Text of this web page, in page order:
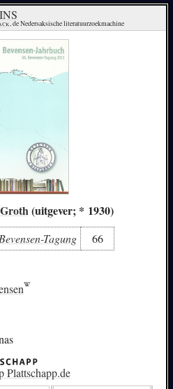
INS
, de Nedersaksische literatuurzoekmachine
(uitgever; * 1930)
Tagung
66
Plattschapp.de